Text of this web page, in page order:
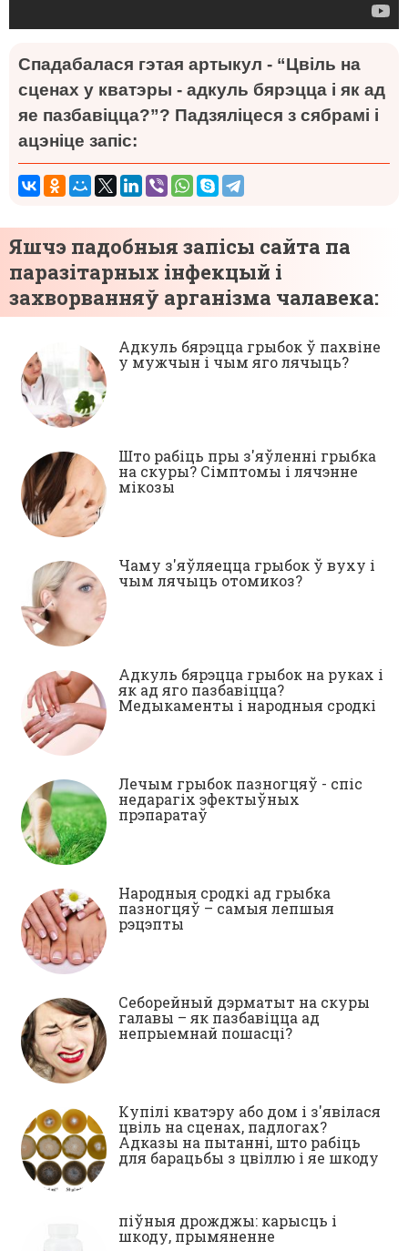
Спадабалася гэтая артыкул - “Цвіль на
сценах у кватэры - адкуль бярэцца і як ад
яе пазбавіцца?”? Падзяліцеся з сябрамі і
ацэніце запіс:
Яшчэ падобныя запісы сайта па
паразітарных інфекцый і
захворванняў арганізма чалавека:
Адкуль бярэцца грыбок ў пахвіне
у мужчын і чым яго лячыць?
Што рабіць пры з'яўленні грыбка
на скуры? Сімптомы і лячэнне
мікозы
Чаму з'яўляецца грыбок ў вуху і
чым лячыць отомикоз?
Адкуль бярэцца грыбок на руках і
як ад яго пазбавіцца?
Медыкаменты і народныя сродкі
Лечым грыбок пазногцяў - спіс
недарагіх эфектыўных
прэпаратаў
Народныя сродкі ад грыбка
пазногцяў – самыя лепшыя
рэцэпты
Себорейный дэрматыт на скуры
галавы – як пазбавіцца ад
непрыемнай пошасці?
Купілі кватэру або дом і з'явілася
цвіль на сценах, падлогах?
Адказы на пытанні, што рабіць
для барацьбы з цвіллю і яе шкоду
піўныя дрожджы: карысць і
шкоду, прымяненне